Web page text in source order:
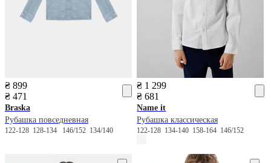
₴ 899
₴ 471
Braska
Рубашка повседневная
122-128 128-134 146/152 134/140
₴ 1 299
₴ 681
Name it
Рубашка классическая
122-128 134-140 158-164 146/152